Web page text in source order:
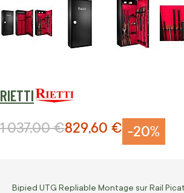
RIETTI
-20%
Prix Spécial
829,60 €
Prix normal
1 037,00 €
Bipied UTG Repliable Montage sur Rail